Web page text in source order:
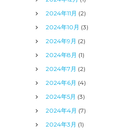
2024年11月 (2)
2024年10月 (3)
2024年9月 (2)
2024年8月 (1)
2024年7月 (2)
2024年6月 (4)
2024年5月 (3)
2024年4月 (7)
2024年3月 (1)